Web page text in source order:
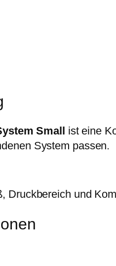
Small ist eine
System passen.
Druckbereich und